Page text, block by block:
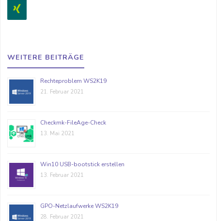
WEITERE BEITRÄGE
Rechteproblem WS2K19
21. Februar 2021
Checkmk-FileAge-Check
13. Mai 2021
Win10 USB-bootstick erstellen
13. Februar 2021
GPO-Netzlaufwerke WS2K19
28. Februar 2021